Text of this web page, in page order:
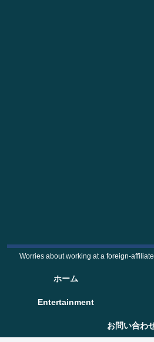
Worries about working at a foreign-
ホーム
Entertainment
お問い合わ